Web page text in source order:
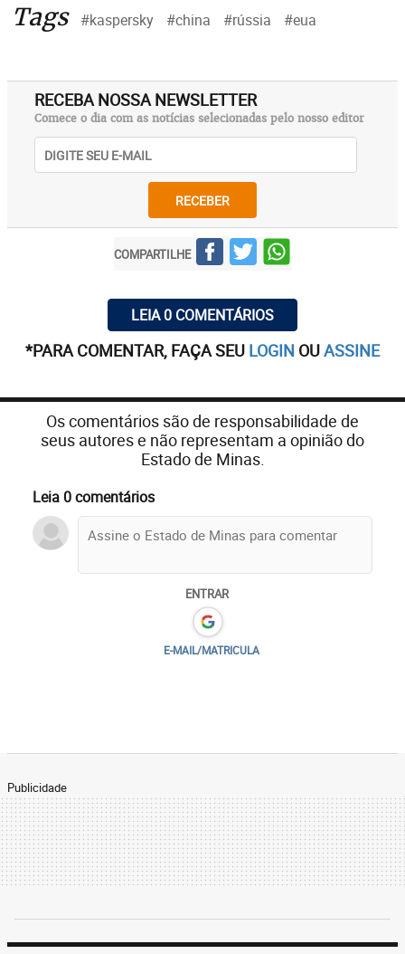
Tags #kaspersky #china #rússia #eua
RECEBA NOSSA NEWSLETTER
Comece o dia com as notícias selecionadas pelo nosso editor
RECEBER
COMPARTILHE
LEIA 0 COMENTÁRIOS
*PARA COMENTAR, FAÇA SEU LOGIN OUASSINE
Os comentários são de responsabilidade de
seus autores e não representam a opinião do
Estado de Minas.
Leia 0 comentários
ENTRAR
E-MAIL/MATRICULA
Publicidade